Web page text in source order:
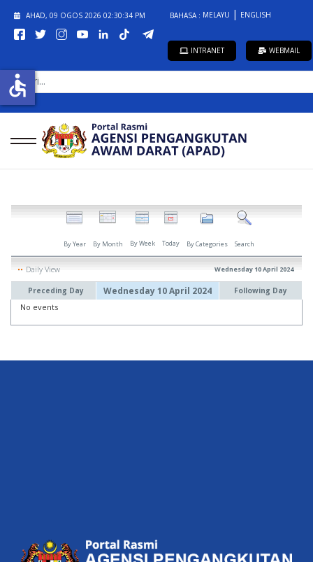
AHAD, 09 OGOS 2026 02:30:34 PM BAHASA : MELAYU ENGLISH
INTRANET WEBMAIL
CARI...
By Year By Month By Week Today By Categories Search
Daily View Wednesday 10 April 2024
Preceding Day Wednesday 10 April 2024 Following Day
No events
accessible